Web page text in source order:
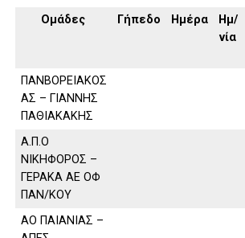
Ομάδες Γήπεδο Ημέρα
Ημ/
νία
ΠΑΝΒΟΡΕΙΑΚΟΣ
ΑΣ – ΓΙΑΝΝΗΣ
ΠΑΘΙΑΚΑΚΗΣ
Α.Π.Ο
ΝΙΚΗΦΟΡΟΣ –
ΓΕΡΑΚΑ ΑΕ ΟΦ
ΠΑΝ/ΚΟΥ
ΑΟ ΠΑΙΑΝΙΑΣ –